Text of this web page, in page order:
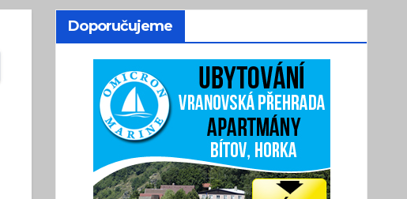
Doporučujeme